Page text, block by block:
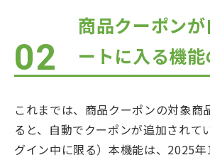
02
商品クーポンが
ートに入る機
これまでは、商品クーポンの対象商
ると、自動でクーポンが追加され
グイン中に限る）本機能は、2025